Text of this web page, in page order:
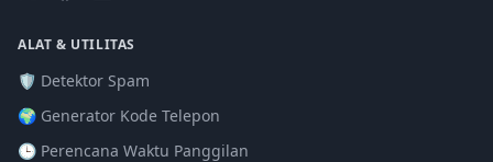
ALAT & UTILITAS
🛡️ Detektor Spam
🌍 Generator Kode Telepon
🕒 Perencana Waktu Panggilan